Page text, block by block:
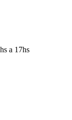
a 17hs